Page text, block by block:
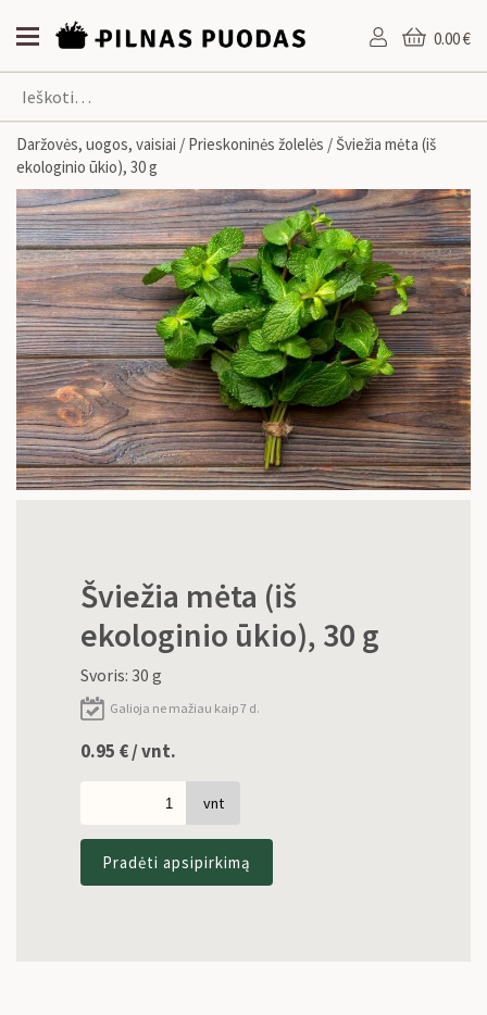
0.00 €
Daržovės, uogos, vaisiai / Prieskoninės žolelės / Šviežia mėta (iš
ekologinio ūkio), 30 g
Šviežia mėta (iš
ekologinio ūkio), 30 g
Svoris: 30 g
Galioja ne mažiau kaip 7 d.
0.95 €/ vnt.
vnt
Pradėti apsipirkimą